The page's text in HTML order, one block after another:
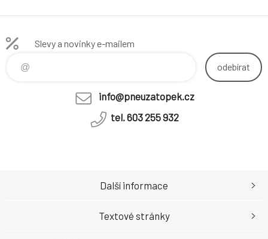
Slevy a novinky e-mailem
odebírat
info@pneuzatopek.cz
tel. 603 255 932
Další informace
Textové stránky